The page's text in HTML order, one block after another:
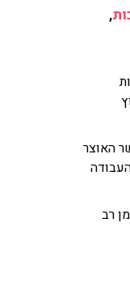
,
האוצר
רב